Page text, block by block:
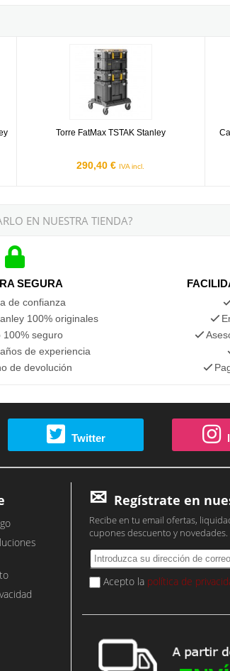
Torre FatMax TSTAK Stanley
290,40 € IVA incl.
EN NUESTRA TIENDA?
SEGURA
de confianza
100% originales
100% seguro
de experiencia
de devolución
Twitter
Regístrate en
Recibe en tu email ofertas,
cupones descuento y novedades.
Acepto la política de